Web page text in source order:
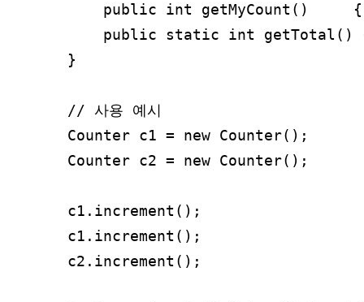
public int getMyCount()
public static int getTotal()
}
// 사용 예시
Counter c1 = new Counter();
Counter c2 = new Counter();
c1.increment();
c1.increment();
c2.increment();